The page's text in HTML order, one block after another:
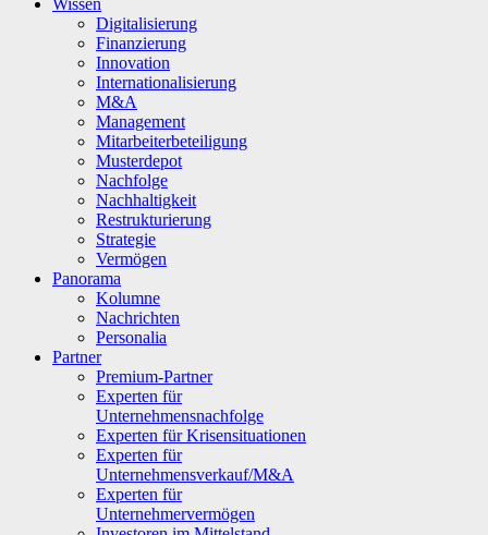
Wissen
Digitalisierung
Finanzierung
Innovation
Internationalisierung
M&A
Management
Mitarbeiterbeteiligung
Musterdepot
Nachfolge
Nachhaltigkeit
Restrukturierung
Strategie
Vermögen
Panorama
Kolumne
Nachrichten
Personalia
Partner
Premium-Partner
Experten für
Unternehmensnachfolge
Experten für Krisensituationen
Experten für
Unternehmensverkauf/M&A
Experten für
Unternehmervermögen